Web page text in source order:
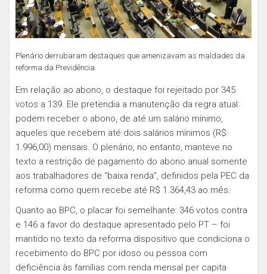
Plenário derrubaram destaques que amenizavam as maldades da
reforma da Previdência
Em relação ao abono, o destaque foi rejeitado por 345
votos a 139. Ele pretendia a manutenção da regra atual:
podem receber o abono, de até um salário mínimo,
aqueles que recebem até dois salários mínimos (R$
1.996,00) mensais. O plenário, no entanto, manteve no
texto a restrição de pagamento do abono anual somente
aos trabalhadores de “baixa renda”, definidos pela PEC da
reforma como quem recebe até R$ 1.364,43 ao mês.
Quanto ao BPC, o placar foi semelhante: 346 votos contra
e 146 a favor do destaque apresentado pelo PT – foi
mantido no texto da reforma dispositivo que condiciona o
recebimento do BPC por idoso ou pessoa com
deficiência às famílias com renda mensal per capita